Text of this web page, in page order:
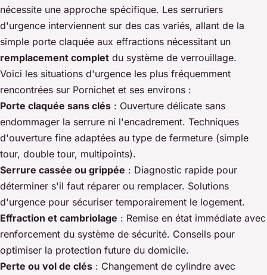
nécessite une approche spécifique. Les serruriers
d'urgence interviennent sur des cas variés, allant de la
simple porte claquée aux effractions nécessitant un
remplacement complet du système de verrouillage.
Voici les situations d'urgence les plus fréquemment
rencontrées sur Pornichet et ses environs :
Porte claquée sans clés : Ouverture délicate sans
endommager la serrure ni l'encadrement. Techniques
d'ouverture fine adaptées au type de fermeture (simple
tour, double tour, multipoints).
Serrure cassée ou grippée : Diagnostic rapide pour
déterminer s'il faut réparer ou remplacer. Solutions
d'urgence pour sécuriser temporairement le logement.
Effraction et cambriolage : Remise en état immédiate avec
renforcement du système de sécurité. Conseils pour
optimiser la protection future du domicile.
Perte ou vol de clés : Changement de cylindre avec